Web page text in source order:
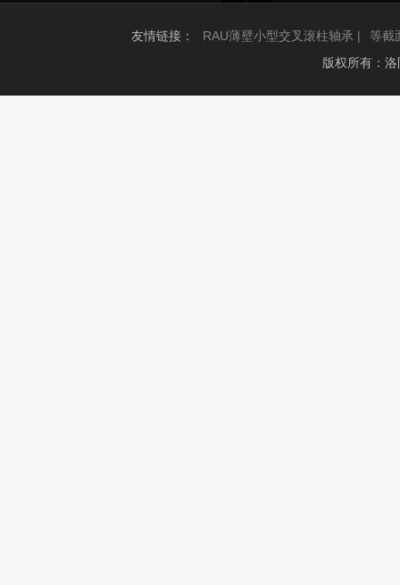
友情链接： RAU薄壁小型交叉滚柱轴承 |
等截
版权所有：